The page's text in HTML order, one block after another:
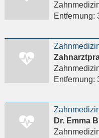
Entfernung:
Entfernung:
Dr. Emma